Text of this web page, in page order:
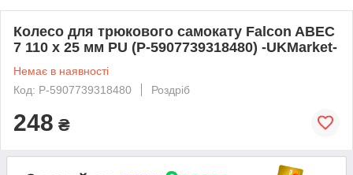
Колесо для трюкового самокату Falcon ABEC
7 110 x 25 мм PU (P-5907739318480) -UKMarket-
Немає в наявності
Код: P-5907739318480
Роздріб
248 ₴